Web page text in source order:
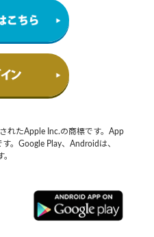
れたApple Inc.の商標です。App
。Google Play、Androidは、